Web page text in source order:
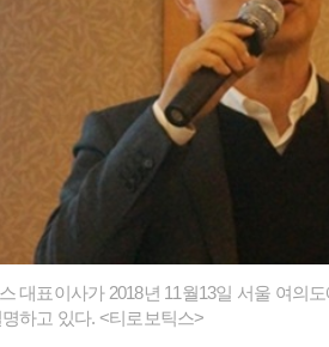
대표이사가 2018년 11월13일 서울 여의
하고 있다. <티로보틱스>